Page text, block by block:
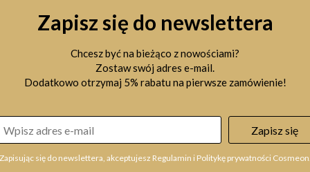
Zapisz się do newslettera
Chcesz być na bieżąco z nowościami?
Zostaw swój adres e-mail.
Dodatkowo otrzymaj 5% rabatu na pierwsze zamówienie!
Zapisz się
Zapisując się do newslettera, akceptujesz Regulamin i Politykę prywatności